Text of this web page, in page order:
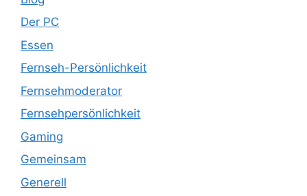
Der PC
Essen
Fernseh-Persönlichkeit
Fernsehmoderator
Fernsehpersönlichkeit
Gaming
Gemeinsam
Generell